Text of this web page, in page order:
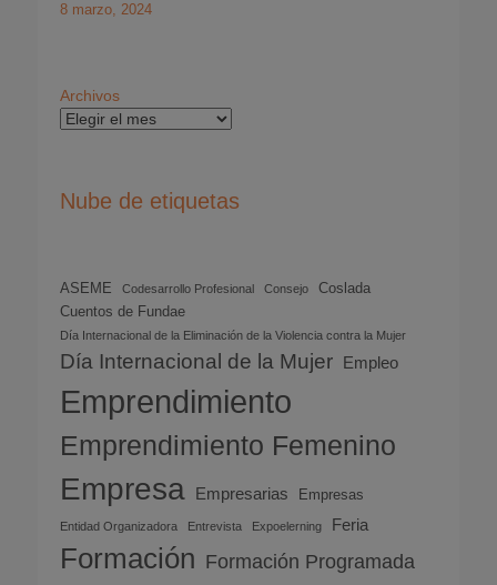
8 marzo, 2024
Archivos
Nube de etiquetas
ASEME Codesarrollo Profesional Consejo
Coslada
Cuentos de Fundae
Día Internacional de la Eliminación de la Violencia contra la Mujer
Día Internacional de la Mujer Empleo
Emprendimiento
Emprendimiento Femenino
Empresa Empresarias Empresas
Entidad Organizadora Entrevista Expoelerning Feria
Formación Formación Programada